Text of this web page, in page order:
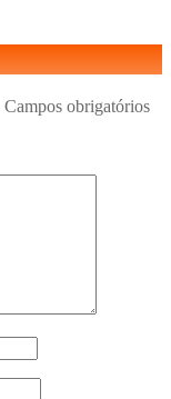
Campos obrigatórios